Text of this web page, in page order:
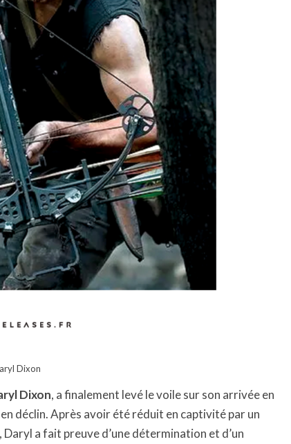
Dixon
Dixon, a finalement levé le voile sur son arrivée en
déclin. Après avoir été réduit en captivité par un
a fait preuve d’une détermination et d’un